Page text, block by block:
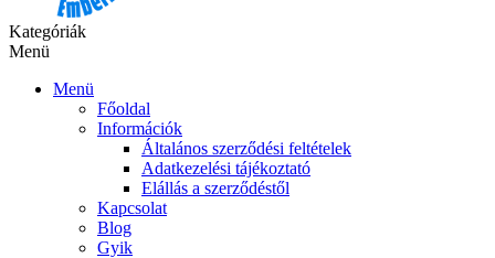
Kategóriák
Menü
Menü
Főoldal
Információk
Általános szerződési feltételek
Adatkezelési tájékoztató
Elállás a szerződéstől
Kapcsolat
Blog
Gyik